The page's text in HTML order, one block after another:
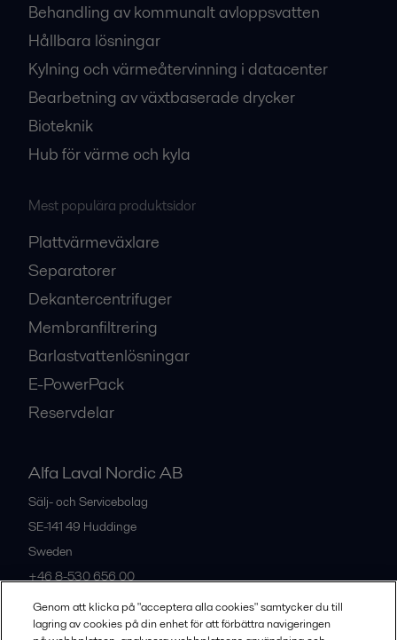
Behandling av kommunalt avloppsvatten
Hållbara lösningar
Kylning och värmeåtervinning i datacenter
Bearbetning av växtbaserade drycker
Bioteknik
Hub för värme och kyla
Mest populära produktsidor
Plattvärmeväxlare
Separatorer
Dekantercentrifuger
Membranfiltrering
Barlastvattenlösningar
E-PowerPack
Reservdelar
Alfa Laval Nordic AB
Sälj- och Servicebolag
SE-141 49 Huddinge
Sweden
+46 8-530 656 00
Alla kontor och partners
Genom att klicka på "acceptera alla cookies" samtycker du till
lagring av cookies på din enhet för att förbättra navigeringen